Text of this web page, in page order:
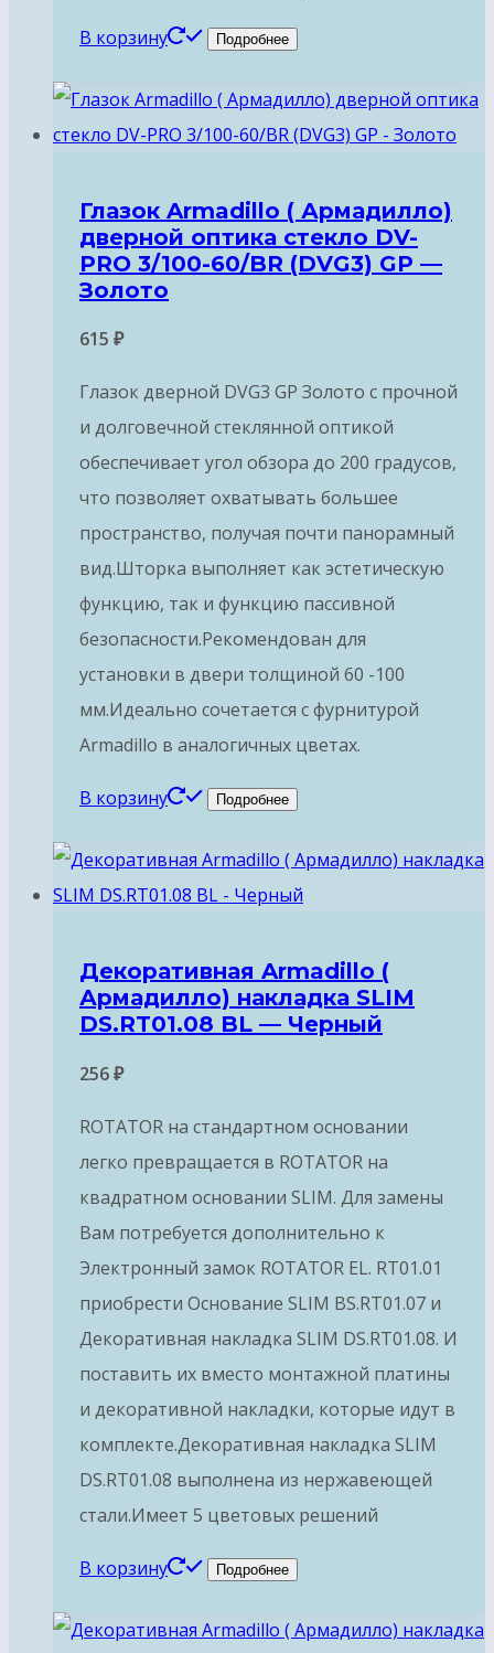
В корзину Подробнее
Глазок Armadillo ( Армадилло)
дверной оптика стекло DV-
PRO 3/100-60/BR (DVG3) GP —
Золото
615 ₽
Глазок дверной DVG3 GP Золото с прочной
и долговечной стеклянной оптикой
обеспечивает угол обзора до 200 градусов,
что позволяет охватывать большее
пространство, получая почти панорамный
вид.Шторка выполняет как эстетическую
функцию, так и функцию пассивной
безопасности.Рекомендован для
установки в двери толщиной 60 -100
мм.Идеально сочетается с фурнитурой
Armadillo в аналогичных цветах.
В корзину Подробнее
Декоративная Armadillo (
Армадилло) накладка SLIM
DS.RT01.08 BL — Черный
256₽
ROTATOR на стандартном основании
легко превращается в ROTATOR на
квадратном основании SLIM. Для замены
Вам потребуется дополнительно к
Электронный замок ROTATOR EL. RT01.01
приобрести Основание SLIM BS.RT01.07 и
Декоративная накладка SLIM DS.RT01.08. И
поставить их вместо монтажной платины
и декоративной накладки, которые идут в
комплекте.Декоративная накладка SLIM
DS.RT01.08 выполнена из нержавеющей
стали.Имеет 5 цветовых решений
В корзину Подробнее